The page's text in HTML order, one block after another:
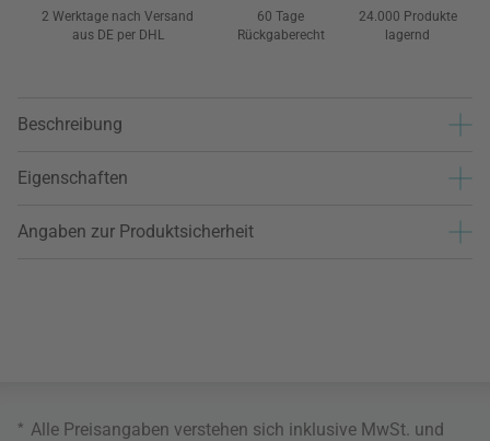
2 Werktage nach Versand
aus DE per DHL
60 Tage
Rückgaberecht
24.000 Produkte
lagernd
Beschreibung
Eigenschaften
Angaben zur Produktsicherheit
* Alle Preisangaben verstehen sich inklusive MwSt. und